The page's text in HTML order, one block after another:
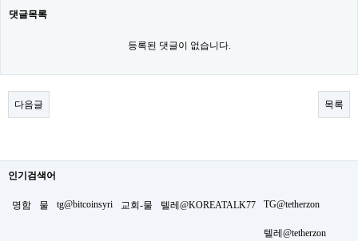
댓글목록
등록된 댓글이 없습니다.
다음글 목록
인기검색어
명함 물 tg@bitcoinsyri 교회-물 텔레@KOREATALK77 TG@tetherzon
텔레@tetherzon